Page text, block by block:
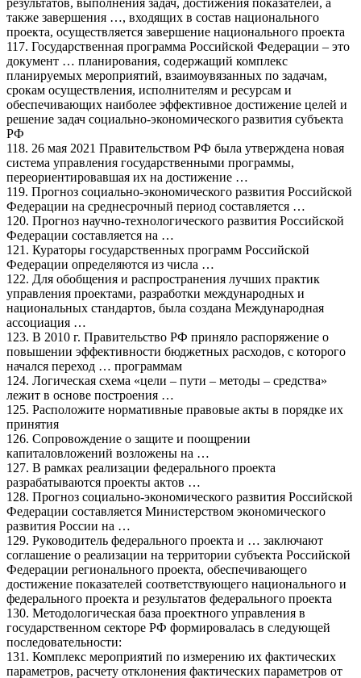
результатов, выполнения задач, достижения показателей, а
также завершения …, входящих в состав национального
проекта, осуществляется завершение национального проекта
117. Государственная программа Российской Федерации – это
документ … планирования, содержащий комплекс
планируемых мероприятий, взаимоувязанных по задачам,
срокам осуществления, исполнителям и ресурсам и
обеспечивающих наиболее эффективное достижение целей и
решение задач социально-экономического развития субъекта
РФ
118. 26 мая 2021 Правительством РФ была утверждена новая
система управления государственными программы,
переориентировавшая их на достижение …
119. Прогноз социально-экономического развития Российской
Федерации на среднесрочный период составляется …
120. Прогноз научно-технологического развития Российской
Федерации составляется на …
121. Кураторы государственных программ Российской
Федерации определяются из числа …
122. Для обобщения и распространения лучших практик
управления проектами, разработки международных и
национальных стандартов, была создана Международная
ассоциация …
123. В 2010 г. Правительство РФ приняло распоряжение о
повышении эффективности бюджетных расходов, с которого
начался переход … программам
124. Логическая схема «цели – пути – методы – средства»
лежит в основе построения …
125. Расположите нормативные правовые акты в порядке их
принятия
126. Сопровождение о защите и поощрении
капиталовложений возложены на …
127. В рамках реализации федерального проекта
разрабатываются проекты актов …
128. Прогноз социально-экономического развития Российской
Федерации составляется Министерством экономического
развития России на …
129. Руководитель федерального проекта и … заключают
соглашение о реализации на территории субъекта Российской
Федерации регионального проекта, обеспечивающего
достижение показателей соответствующего национального и
федерального проекта и результатов федерального проекта
130. Методологическая база проектного управления в
государственном секторе РФ формировалась в следующей
последовательности:
131. Комплекс мероприятий по измерению их фактических
параметров, расчету отклонения фактических параметров от